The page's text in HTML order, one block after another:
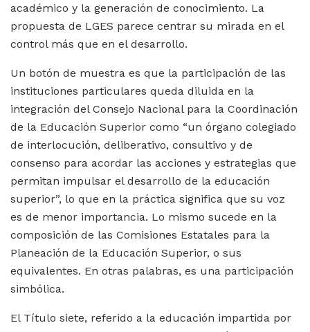
académico y la generación de conocimiento. La
propuesta de LGES parece centrar su mirada en el
control más que en el desarrollo.
Un botón de muestra es que la participación de las
instituciones particulares queda diluida en la
integración del Consejo Nacional para la Coordinación
de la Educación Superior como “un órgano colegiado
de interlocución, deliberativo, consultivo y de
consenso para acordar las acciones y estrategias que
permitan impulsar el desarrollo de la educación
superior”, lo que en la práctica significa que su voz
es de menor importancia. Lo mismo sucede en la
composición de las Comisiones Estatales para la
Planeación de la Educación Superior, o sus
equivalentes. En otras palabras, es una participación
simbólica.
El Título siete, referido a la educación impartida por